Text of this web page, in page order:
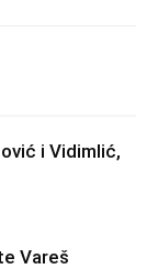
i Vidimlić,
Vareš